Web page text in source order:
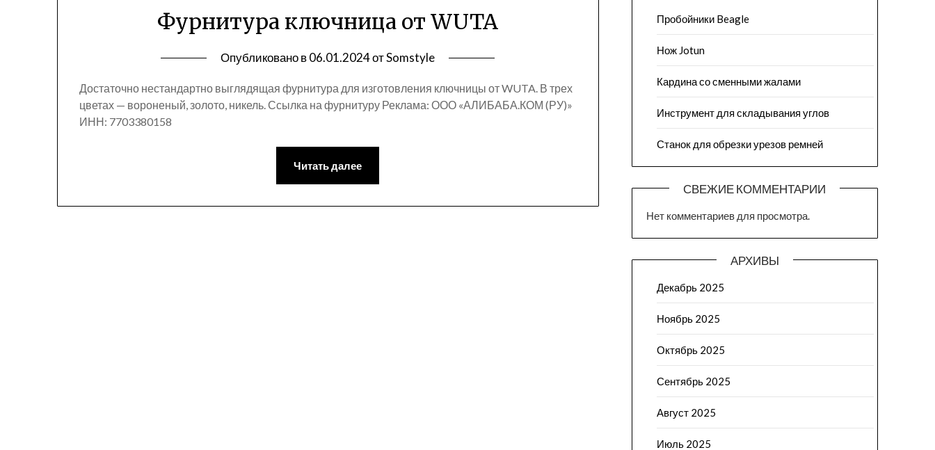
Фурнитура ключница от WUTA
Опубликовано в06.01.2024отSomstyle
Достаточно нестандартно выглядящая фурнитура для изготовления ключницы от WUTA. В трех
цветах — вороненый, золото, никель. Ссылка на фурнитуру Реклама: ООО «АЛИБАБА.КОМ (РУ)»
ИНН: 7703380158
Читать далее
Пробойники Beagle
Нож Jotun
Кардина со сменными жалами
Инструмент для складывания углов
Станок для обрезки урезов ремней
СВЕЖИЕ КОММЕНТАРИИ
Нет комментариев для просмотра.
АРХИВЫ
Декабрь 2025
Ноябрь 2025
Октябрь 2025
Сентябрь 2025
Август 2025
Июль 2025